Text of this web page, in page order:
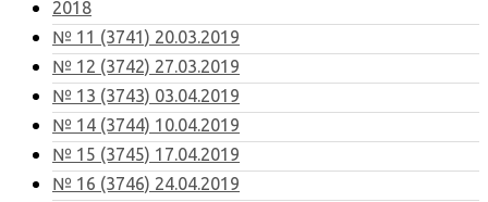
2018
№ 11 (3741) 20.03.2019
№ 12 (3742) 27.03.2019
№ 13 (3743) 03.04.2019
№ 14 (3744) 10.04.2019
№ 15 (3745) 17.04.2019
№ 16 (3746) 24.04.2019